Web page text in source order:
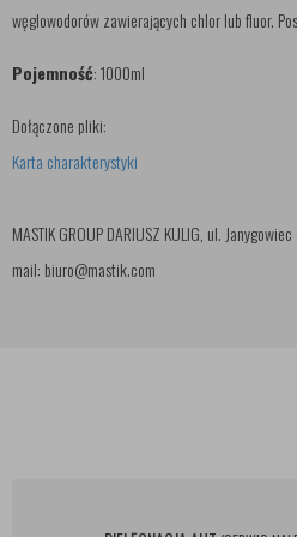
węglowodorów zawierających chlor lub fluor.
Pojemność: 1000ml
Dołączone pliki:
Karta charakterystyki
MASTIK GROUP DARIUSZ KULIG, ul.
mail: biuro@mastik.com